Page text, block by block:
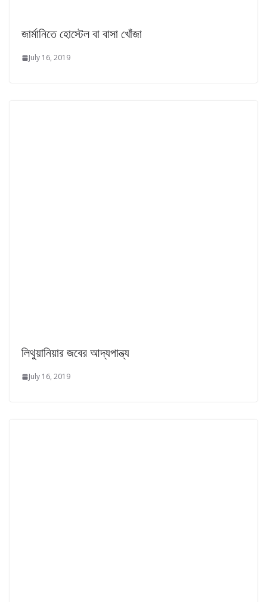
জার্মানিতে হোস্টেল বা বাসা খোঁজা
July 16, 2019
লিথুয়ানিয়ার জবের আদ্যপান্ত্য
July 16, 2019